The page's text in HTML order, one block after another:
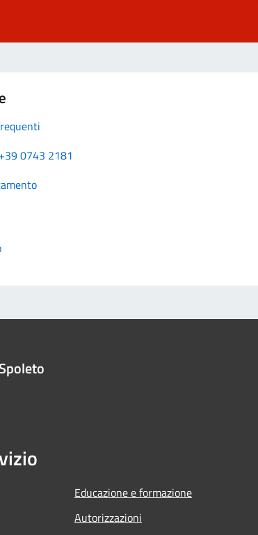
0743 2181
Educazione e formazione
Autorizzazioni